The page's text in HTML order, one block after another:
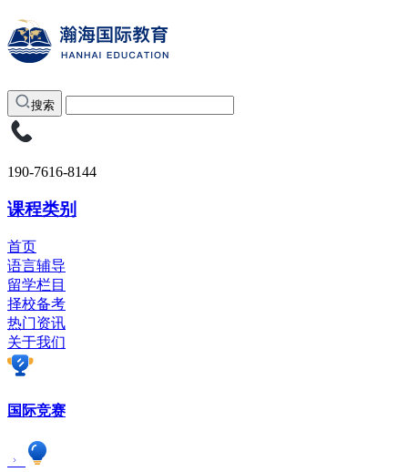
搜索
190-7616-8144
课程类别
首页
语言辅导
留学栏目
择校备考
热门资讯
关于我们
国际竞赛